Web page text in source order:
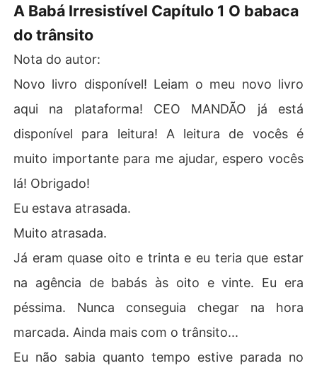
- Porra... não me olhe assim. - Ele resmungou.
Eu continuei parada, sem reação.
Eu estava paralisada e os músculos entre as minhas per
nas latejavam incessantemente. Eu podia sentir a excit
O meu chefe sabia que eu estava excitada.
Droga!
Brody
Esse é o meu lema.
Quando cruzei com Chelsea num acidente, mal podia a
meus filhos. Logo senti uma atração louca. A doce e vir
gem Chelsea sentia  o mesmo por mim, eu sabia, mas nã
o podíamos.
Eu não podia tirar a sua pureza.
Ela não podia me entregá-la.
as não podia tê-la. Não podia querê-la.
A Babá Irresistível Capítulo 1 O babaca
do trânsito
Nota do autor:
Novo livro disponível! Leiam o meu novo livro
aqui na plataforma! CEO MANDÃO já está
disponível para leitura! A leitura de vocês é
muito importante para me ajudar, espero vocês
lá! Obrigado!
Eu estava atrasada.
Muito atrasada.
Já eram quase oito e trinta e eu teria que estar
na agência de babás às oito e vinte. Eu era
péssima. Nunca conseguia chegar na hora
marcada. Ainda mais com o trânsito...
Eu não sabia quanto tempo estive parada no